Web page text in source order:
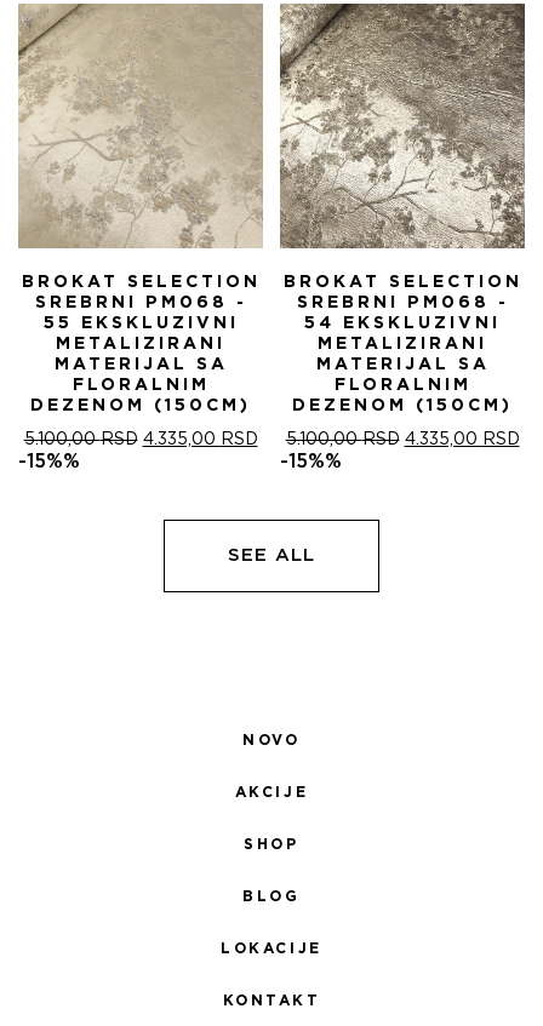
5.100,00 RSD.
BROKAT SELECTION
SREBRNI PM068 -
55 EKSKLUZIVNI
METALIZIRANI
MATERIJAL SA
FLORALNIM
DEZENOM (150CM)
5.100,00RSD ОРИГИНАЛНА
5.100,00 RSD.
4.335,00 RSDТРЕНУТНА
ЦЕНА
-15%%
BROKAT SELECTION
SREBRNI PM068 -
54 EKSKLUZIVNI
METALIZIRANI
MATERIJAL SA
FLORALNIM
DEZENOM (150CM)
5.100,00RSD ОРИГИНАЛНА
4.335,00 RSD
-15%%
SEE ALL
NOVO
AKCIJE
SHOP
BLOG
LOKACIJE
KONTAKT